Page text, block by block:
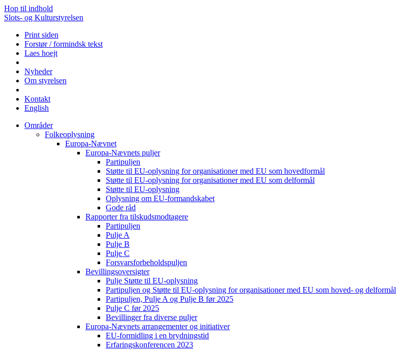
Hop til indhold
Slots- og Kulturstyrelsen
Print siden
Forstør / formindsk tekst
Laes hoejt
Nyheder
Om styrelsen
Kontakt
English
Områder
Folkeoplysning
Europa-Nævnet
Europa-Nævnets puljer
Partipuljen
Støtte til EU-oplysning for organisationer med EU som hovedformål
Støtte til EU-oplysning for organisationer med EU som delformål
Støtte til EU-oplysning
Oplysning om EU-formandskabet
Gode råd
Rapporter fra tilskudsmodtagere
Partipuljen
Pulje A
Pulje B
Pulje C
Forsvarsforbeholdspuljen
Bevillingsoversigter
Pulje Støtte til EU-oplysning
Partipuljen og Støtte til EU-oplysning for organisationer med EU som hoved- og delformål
Partipuljen, Pulje A og Pulje B før 2025
Pulje C før 2025
Bevillinger fra diverse puljer
Europa-Nævnets arrangementer og initiativer
EU-formidling i en brydningstid
Erfaringskonferencen 2023